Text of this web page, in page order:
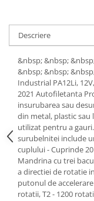
Incubatoare,
deplumatoare
Echipamente pentru
Aparate de tuns
Piese si accesorii
animale
Tarcuri animale
Semanatori
Masini batut stalpi
Roabe & accesorii
Casute gradina si
Descriere
&nbsp; &nbsp;
&nbsp; &nbsp;
Industrial PA12Li,
2021 Autofiletanta
insurubarea sau
din metal, plastic
utilizat pentru a
surubelnitei include
cuplului - Cuprinde
Mandrina cu trei
a directiei de rotatie
putonul de
rotatii, T2 - 1200